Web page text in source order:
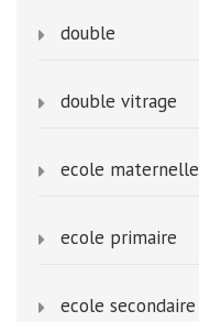
double
double vitrage
ecole maternelle
ecole primaire
ecole secondaire